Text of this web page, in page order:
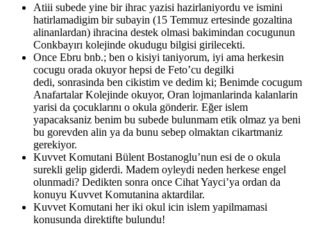
Atiii subede yine bir ihrac yazisi hazirlaniyordu ve ismini
hatirlamadigim bir subayin (15 Temmuz ertesinde gozaltina
alinanlardan) ihracina destek olmasi bakimindan cocugunun
Conkbayırı kolejinde okudugu bilgisi girilecekti.
Once Ebru bnb.; ben o kisiyi taniyorum, iyi ama herkesin
cocugu orada okuyor hepsi de Feto’cu degilki
dedi, sonrasinda ben cikistim ve dedim ki; Benimde cocugum
Anafartalar Kolejinde okuyor, Oran lojmanlarinda kalanlarin
yarisi da çocuklarını o okula gönderir. Eğer islem
yapacaksaniz benim bu subede bulunmam etik olmaz ya beni
bu gorevden alin ya da bunu sebep olmaktan cikartmaniz
gerekiyor.
Kuvvet Komutani Bülent Bostanoglu’nun esi de o okula
surekli gelip giderdi. Madem oyleydi neden herkese engel
olunmadi? Dedikten sonra once Cihat Yayci’ya ordan da
konuyu Kuvvet Komutanina aktardilar.
Kuvvet Komutani her iki okul icin islem yapilmamasi
konusunda direktifte bulundu!